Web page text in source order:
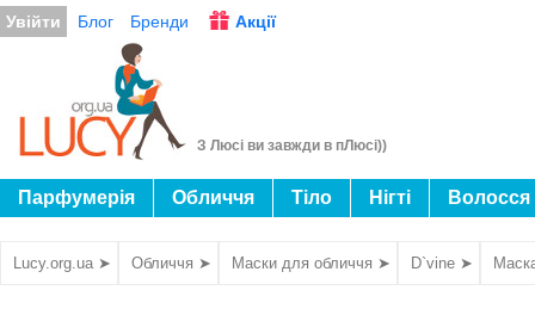
Увійти Блог Бренди Акції
З Люсі ви завжди в пЛюсі))
Парфумерія Обличчя Тіло Нігті Волосся
Lucy.org.ua ➤ Обличчя ➤ Маски для обличчя ➤ D`vine ➤